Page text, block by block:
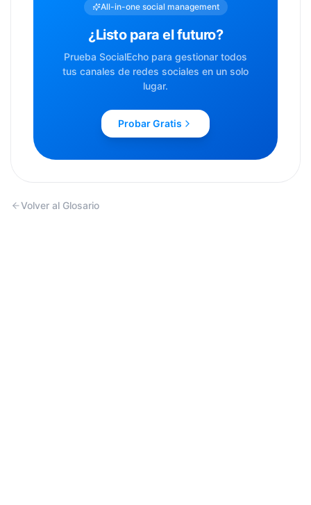
All-in-one social management
¿Listo para el futuro?
Prueba SocialEcho para gestionar todos
tus canales de redes sociales en un solo
lugar.
Probar Gratis
Volver al Glosario